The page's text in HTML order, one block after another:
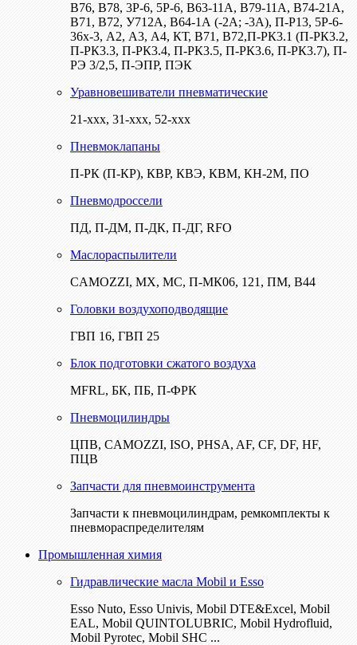
В76, В78, 3Р-6, 5Р-6, В63-11А, В79-11А, В74-21А,
В71, В72, У712А, В64-1А (-2А; -3А), П-Р13, 5Р-6-
36х-3, А2, А3, А4, КТ, В71, В72,П-РК3.1 (П-РК3.2,
П-РК3.3, П-РК3.4, П-РК3.5, П-РК3.6, П-РК3.7), П-
РЭ 3/2,5, П-ЭПР, ПЭК
Уравновешиватели пневматические
21-ххх, 31-ххх, 52-ххх
Пневмоклапаны
П-РК (П-КР), КВР, КВЭ, КВМ, КН-2М, ПО
Пневмодроссели
ПД, П-ДМ, П-ДК, П-ДГ, RFO
Маслораспылители
CAMOZZI, МХ, МС, П-МК06, 121, ПМ, В44
Головки воздухоподводящие
ГВП 16, ГВП 25
Блок подготовки сжатого воздуха
MFRL, БК, ПБ, П-ФРК
Пневмоцилиндры
ЦПВ, CAMOZZI, ISO, PHSA, AF, CF, DF, HF,
ПЦВ
Запчасти для пневмоинструмента
Запчасти к пневмоцилиндрам, ремкомплекты к
пневмораспределителям
Промышленная химия
Гидравлические масла Mobil и Esso
Esso Nuto, Esso Univis, Mobil DTE&Excel, Mobil
EAL, Mobil QUINTOLUBRIC, Mobil Hydrofluid,
Mobil Pyrotec, Mobil SHC ...